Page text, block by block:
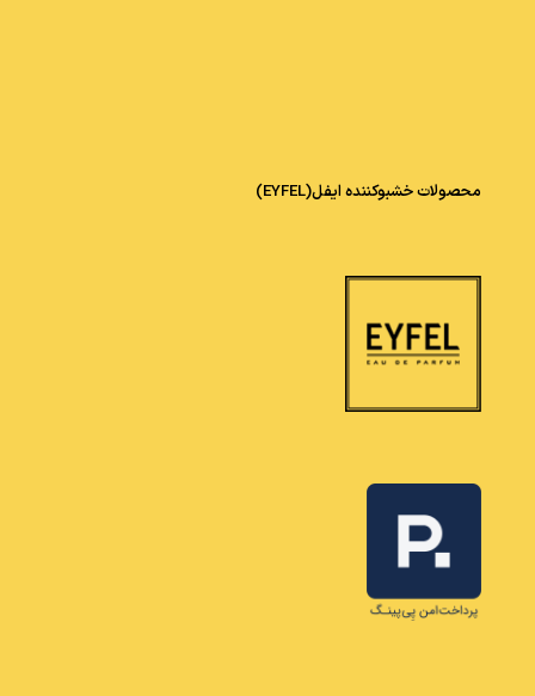
محصولات خشبوکننده ایفل(EYFEL)